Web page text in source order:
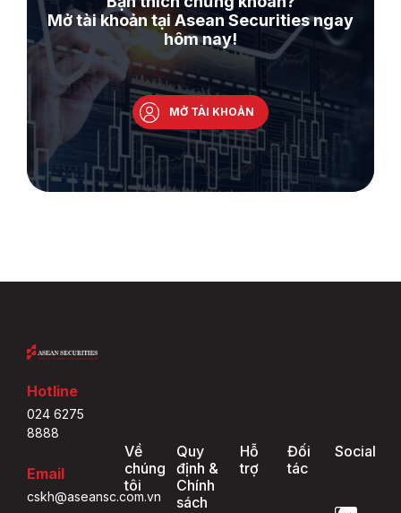
Mở tài khoản tại Asean Securities ngay
hôm nay!
MỞ TÀI KHOẢN
Hotline
024 6275
8888
Email
cskh@aseansc.com.vn
Về
chúng
tôi
Quy
định &
Chính
sách
Hỗ
trợ
Đối
tác
Social